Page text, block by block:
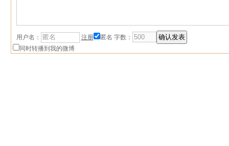
用户名： 注册 匿名 字数：
同时转播到我的微博